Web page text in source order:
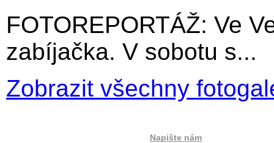
FOTOREPORTÁŽ: Ve
zabíjačka. V sobotu s...
Zobrazit všechny
Napište nám